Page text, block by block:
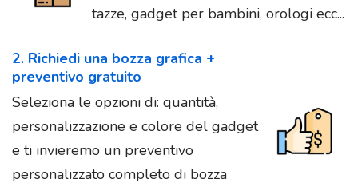
tazze, gadget per bambini, orologi ecc...
2. Richiedi una bozza grafica +
preventivo gratuito
Seleziona le opzioni di: quantità,
personalizzazione e colore del gadget
e ti invieremo un preventivo
personalizzato completo di bozza